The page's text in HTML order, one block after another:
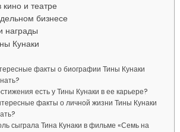
кино и театре
бизнесе
награды
Кунаки
факты о биографии Тины Кунаки
есть у Тины Кунаки в ее карьере?
факты о личной жизни Тины Кунаки
сыграла Тина Кунаки в фильме «Семь на